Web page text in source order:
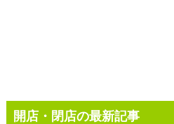
開店・閉店の最新記事